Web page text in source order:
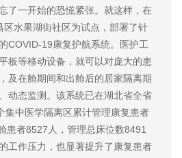
了一开始的恐慌紧张。就这样，在
区水果湖街社区为试点，部署了针
COVID-19康复护航系统。医护工
板等移动设备，就可以对庞大的患
及在舱期间和出舱后的居家隔离期
动态监测。该系统已在湖北省全省
集中医学隔离区累计管理康复患者
患者8527人，管理总床位数8491
工作压力，也显著提升了康复患者